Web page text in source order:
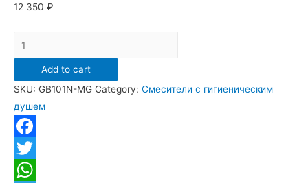
12 350 ₽
Смеситель
с
гигиеническим
душем
Grocenberg
GB101N-
MG
Матовый
золото
Add to cart
SKU: GB101N-MG Category: Смесители с гигиеническим
душем
Facebook
Twitter